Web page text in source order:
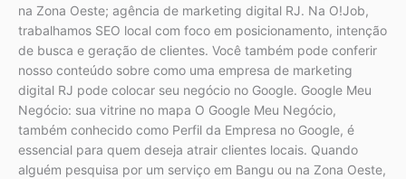
na Zona Oeste; agência de marketing digital RJ. Na O!Job,
trabalhamos SEO local com foco em posicionamento, intenção
de busca e geração de clientes. Você também pode conferir
nosso conteúdo sobre como uma empresa de marketing
digital RJ pode colocar seu negócio no Google. Google Meu
Negócio: sua vitrine no mapa O Google Meu Negócio,
também conhecido como Perfil da Empresa no Google, é
essencial para quem deseja atrair clientes locais. Quando
alguém pesquisa por um serviço em Bangu ou na Zona Oeste,